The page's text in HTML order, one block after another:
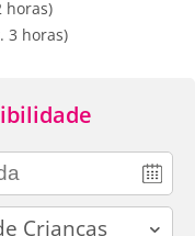
horas)
3 horas)